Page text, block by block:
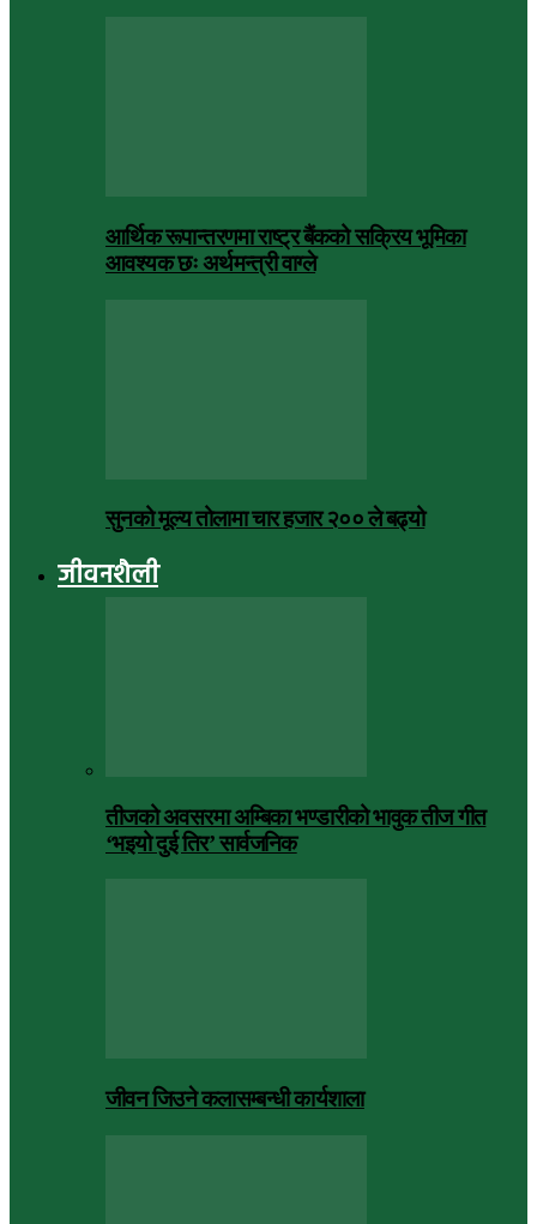
आर्थिक रूपान्तरणमा राष्ट्र बैंकको सक्रिय भूमिका
आवश्यक छः अर्थमन्त्री वाग्ले
सुनको मूल्य तोलामा चार हजार २०० ले बढ्यो
जीवनशैली
तीजको अवसरमा अम्बिका भण्डारीको भावुक तीज गीत
‘भइयो दुई तिर’ सार्वजनिक
जीवन जिउने कलासम्बन्धी कार्यशाला